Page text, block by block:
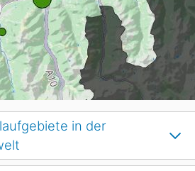
in der